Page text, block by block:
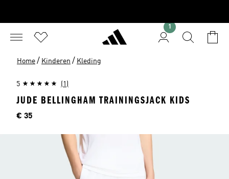
Home / Kinderen / Kleding
5 (1)
JUDE BELLINGHAM TRAININGSJACK KIDS
Prijs
€ 35